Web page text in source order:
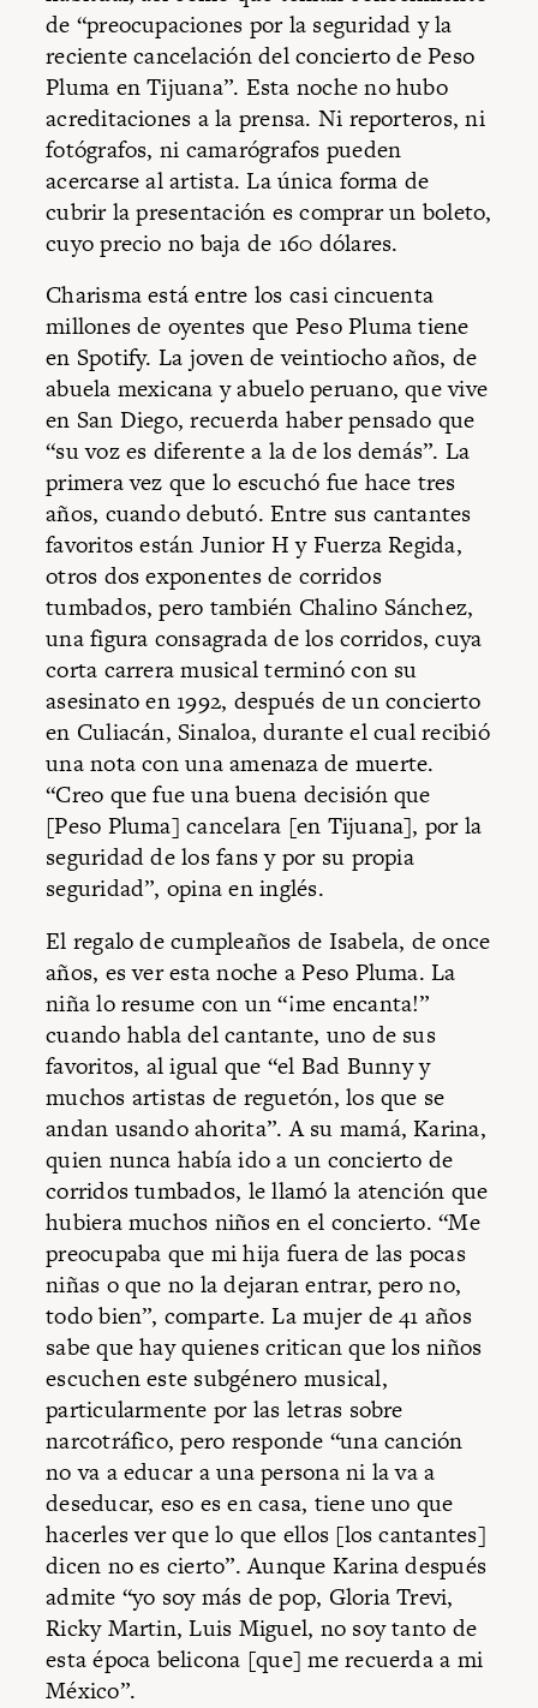
de “preocupaciones por la seguridad y la
reciente cancelación del concierto de Peso
Pluma en Tijuana”. Esta noche no hubo
acreditaciones a la prensa. Ni reporteros, ni
fotógrafos, ni camarógrafos pueden
acercarse al artista. La única forma de
cubrir la presentación es comprar un boleto,
cuyo precio no baja de 160 dólares.
Charisma está entre los casi cincuenta
millones de oyentes que Peso Pluma tiene
en Spotify. La joven de veintiocho años, de
abuela mexicana y abuelo peruano, que vive
en San Diego, recuerda haber pensado que
“su voz es diferente a la de los demás”. La
primera vez que lo escuchó fue hace tres
años, cuando debutó. Entre sus cantantes
favoritos están Junior H y Fuerza Regida,
otros dos exponentes de corridos
tumbados, pero también Chalino Sánchez,
una figura consagrada de los corridos, cuya
corta carrera musical terminó con su
asesinato en 1992, después de un concierto
en Culiacán, Sinaloa, durante el cual recibió
una nota con una amenaza de muerte.
“Creo que fue una buena decisión que
[Peso Pluma] cancelara [en Tijuana], por la
seguridad de los fans y por su propia
seguridad”, opina en inglés.
El regalo de cumpleaños de Isabela, de once
años, es ver esta noche a Peso Pluma. La
niña lo resume con un “¡me encanta!”
cuando habla del cantante, uno de sus
favoritos, al igual que “el Bad Bunny y
muchos artistas de reguetón, los que se
andan usando ahorita”. A su mamá, Karina,
quien nunca había ido a un concierto de
corridos tumbados, le llamó la atención que
hubiera muchos niños en el concierto. “Me
preocupaba que mi hija fuera de las pocas
niñas o que no la dejaran entrar, pero no,
todo bien”, comparte. La mujer de 41 años
sabe que hay quienes critican que los niños
escuchen este subgénero musical,
particularmente por las letras sobre
narcotráfico, pero responde “una canción
no va a educar a una persona ni la va a
deseducar, eso es en casa, tiene uno que
hacerles ver que lo que ellos [los cantantes]
dicen no es cierto”. Aunque Karina después
admite “yo soy más de pop, Gloria Trevi,
Ricky Martin, Luis Miguel, no soy tanto de
esta época belicona [que] me recuerda a mi
México”.